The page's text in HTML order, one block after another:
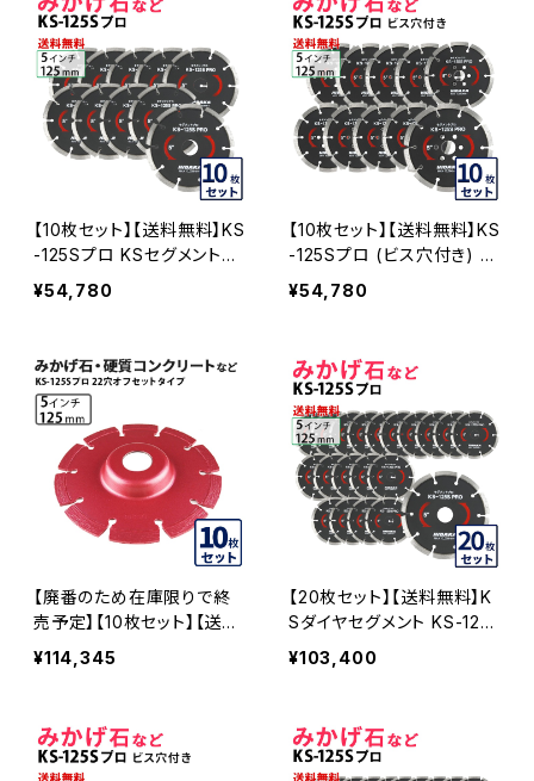
(ks-125spro-b) KS-125S
PRO-B-05
かげ石・硬質コンクリートな
ど (ks-125spro-of22) ダ
イヤモンドカッター 刃キワ
切り コーナーカット 水平切
断 KS-125SPRO-OF22-0
5
【10枚セット】【送料無料】KS
-125Sプロ KSセグメントプ
ロ 5インチ 125mm みかげ
石などの切断用 ダイヤセグ
刃(ks-125spro-10)
¥54,780
【10枚セット】【送料無料】KS
-125Sプロ (ビス穴付き) K
Sセグメントプロ 5インチ 12
5mm みかげ石などの切断
モンドカッター 刃 ビス3個
付属(ks-125spro-b) KS-1
25SPRO-B-10
¥54,780
【廃番のため在庫限りで終
売予定】【10枚セット】【送料
無料】KSダイヤセグメント K
S-125Sプロ 22穴 内径22
タイプ) 5インチ みかげ石・
硬質コンクリートなど (ks-1
25spro-of22) ダイヤモン
¥114,345
【20枚セット】【送料無料】K
Sダイヤセグメント KS-125
Sプロ (ks-125spro)みか
げ石など用 ks-125spro-2
¥103,400